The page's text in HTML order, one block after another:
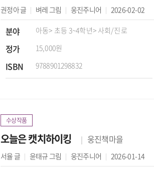
권정아글 벼레그림 웅진주니어 2026-02-02
분야 아동> 초등 3~4학년> 사회/진로
정가 15,000원
ISBN 9788901298832
수상작품
오늘은 캣치하이킹 웅진책마을
서율 글 윤태규그림 웅진주니어 2026-01-14